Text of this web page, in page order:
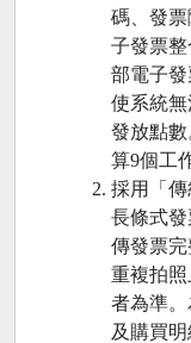
碼、發
子發票
部電子
使系統
發放點
算9個工
採用「
長條式
傳發票完
重複拍
者為準
及購買